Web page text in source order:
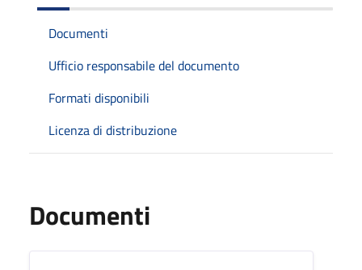
Documenti
Ufficio responsabile del documento
Formati disponibili
Licenza di distribuzione
Documenti